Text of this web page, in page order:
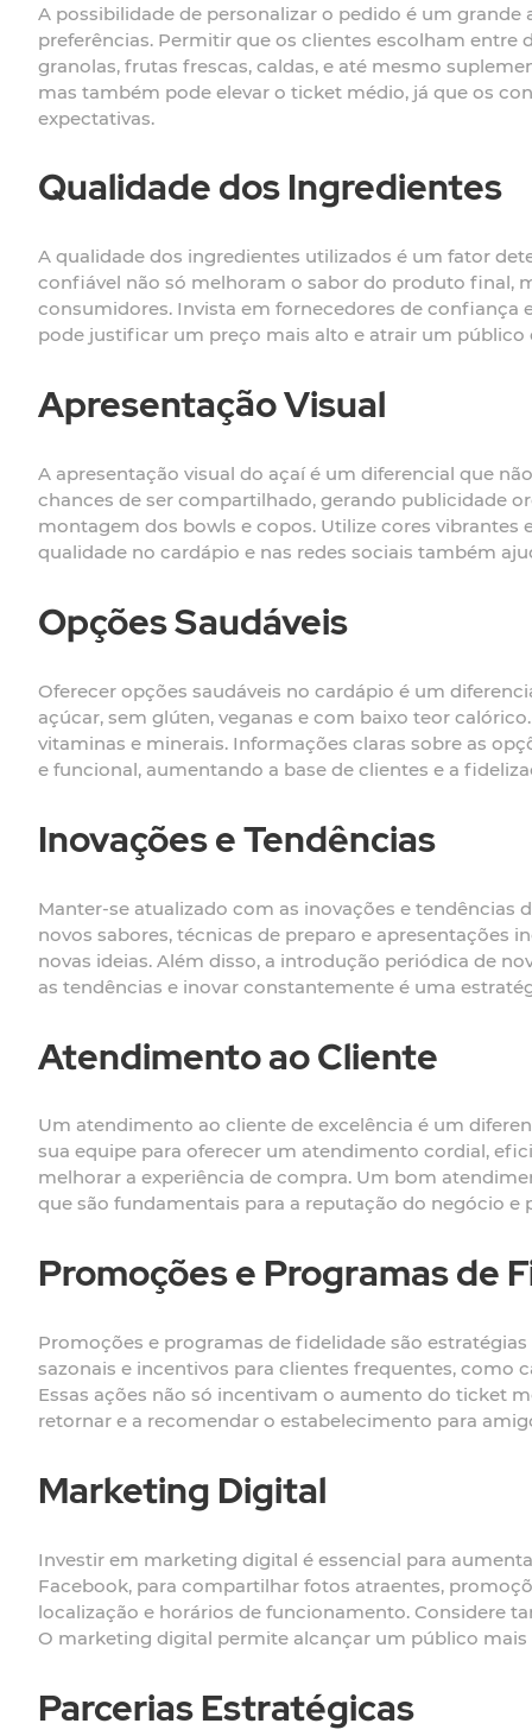
A possibilidade de personalizar o pedido é um
preferências. Permitir que os clientes escolham entre
granolas, frutas frescas, caldas, e até mesmo
mas também pode elevar o ticket médio, já que os
expectativas.
Qualidade dos Ingredientes
A qualidade dos ingredientes utilizados é um fator
confiável não só melhoram o sabor do produto final,
consumidores. Invista em fornecedores de confiança
pode justificar um preço mais alto e atrair um
Apresentação Visual
A apresentação visual do açaí é um diferencial que
chances de ser compartilhado, gerando publicidade
montagem dos bowls e copos. Utilize cores
qualidade no cardápio e nas redes sociais também
Opções Saudáveis
Oferecer opções saudáveis no cardápio é um
açúcar, sem glúten, veganas e com baixo teor
vitaminas e minerais. Informações claras sobre as
e funcional, aumentando a base de clientes e a
Inovações e Tendências
Manter-se atualizado com as inovações e tendências
novos sabores, técnicas de preparo e apresentações
novas ideias. Além disso, a introdução periódica de
as tendências e inovar constantemente é uma
Atendimento ao Cliente
Um atendimento ao cliente de excelência é um
sua equipe para oferecer um atendimento cordial,
melhorar a experiência de compra. Um bom
que são fundamentais para a reputação do negócio e
Promoções e Programas de
Promoções e programas de fidelidade são
sazonais e incentivos para clientes frequentes,
Essas ações não só incentivam o aumento do ticket
retornar e a recomendar o estabelecimento para
Marketing Digital
Investir em marketing digital é essencial para
Facebook, para compartilhar fotos atraentes,
localização e horários de funcionamento. Considere
O marketing digital permite alcançar um público
Parcerias Estratégicas